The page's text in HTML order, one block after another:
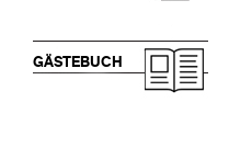
GÄSTEBUCH